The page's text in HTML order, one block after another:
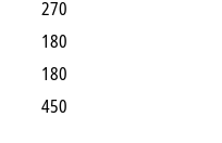
270
180
180
450